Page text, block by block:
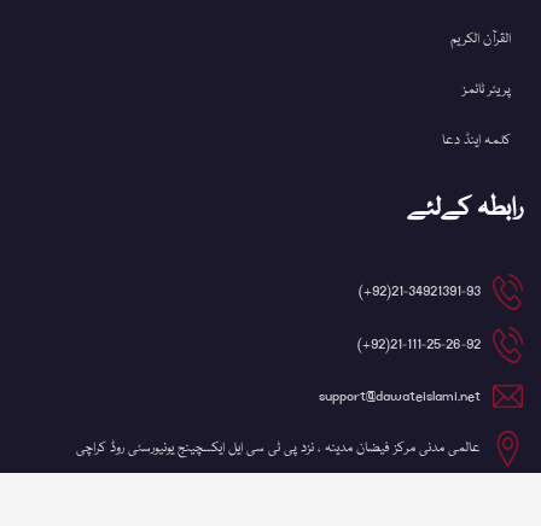
القرآن الکریم
پریئر ٹائمز
کلمہ اینڈ دعا
رابطہ کےلئے
21-34921391-93(92+)
21-111-25-26-92(92+)
support@dawateislami.net
عالمی مدنی مرکز فیضان مدینہ ، نزد پی ٹی سی ایل ایکسچینج یونیورسٹی روڈ کراچی